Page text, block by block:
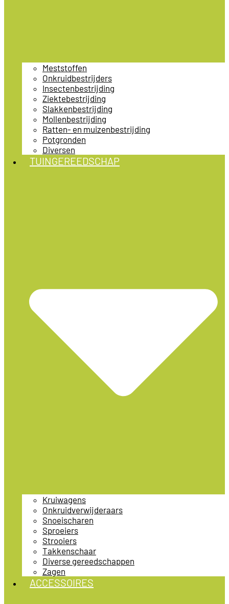
Meststoffen
Onkruidbestrijders
Insectenbestrijding
Ziektebestrijding
Slakkenbestrijding
Mollenbestrijding
Ratten- en muizenbestrijding
Potgronden
Diversen
TUINGEREEDSCHAP
Kruiwagens
Onkruidverwijderaars
Snoeischaren
Sproeiers
Strooiers
Takkenschaar
Diverse gereedschappen
Zagen
ACCESSOIRES